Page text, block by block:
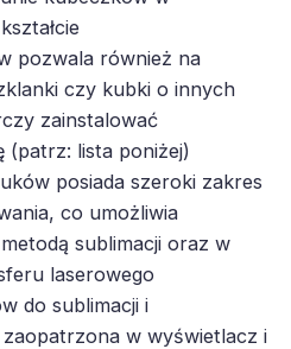
pozwala również na
czy kubki o innych
zainstalować
(patrz: lista poniżej)
posiada szeroki zakres
co umożliwia
sublimacji oraz w
laserowego
do sublimacji i
w wyświetlacz i